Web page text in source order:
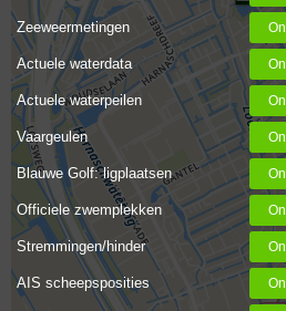
Zeeweermetingen
Actuele waterdata
Actuele waterpeilen
Vaargeulen
Blauwe Golf: ligplaatsen
Officiele zwemplekken
Stremmingen/hinder
AIS scheepsposities